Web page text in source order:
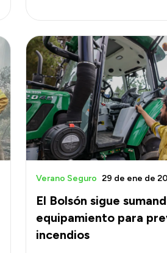
El Bolsón sigue
equipamiento para
incendios
Verano Seguro 29 de ene de